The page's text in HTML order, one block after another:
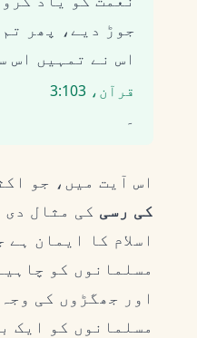
جوڑ دیے، پھر
اس نے تمہیں اس
قرآن، 3:103
۔
اس آیت میں، جو
کی رسی کی مثال
اسلام کا ایمان
مسلمانوں کو
اور جھگڑوں کی
مسلمانوں کو ایک